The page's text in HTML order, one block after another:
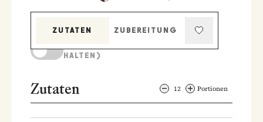
ZUTATEN
ZUBEREITUNG
HALTEN)
Zutaten 12 Portionen